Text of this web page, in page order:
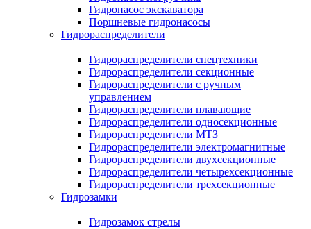
Гидронасос экскаватора
Поршневые гидронасосы
Гидрораспределители
Гидрораспределители спецтехники
Гидрораспределители секционные
Гидрораспределители с ручным
управлением
Гидрораспределители плавающие
Гидрораспределители односекционные
Гидрораспределители МТЗ
Гидрораспределители электромагнитные
Гидрораспределители двухсекционные
Гидрораспределители четырехсекционные
Гидрораспределители трехсекционные
Гидрозамки
Гидрозамок стрелы